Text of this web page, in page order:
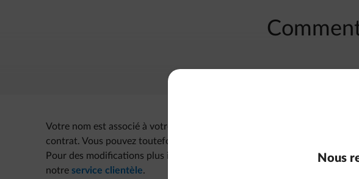
Votre nom est associé à votre contrat et ne peut pas être modifié de
contrat. Vous pouvez toutefois corriger jusqu'à 2 caractères via votre
Pour des modifications plus importantes (erreur lors de la création du
notre service clientèle.
Nous